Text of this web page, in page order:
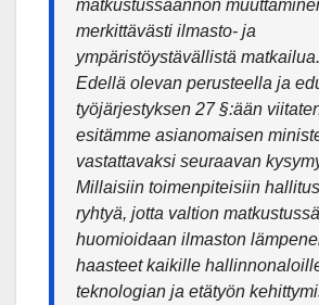
matkustussäännön
merkittävästi ilmasto- ja
ympäristöystävällistä matkailua.
Edellä olevan perusteella ja
työjärjestyksen 27 §:ään
esitämme asianomaisen
vastattavaksi seuraavan
Millaisiin toimenpiteisiin
ryhtyä, jotta valtion
huomioidaan ilmaston
haasteet kaikille
teknologian ja etätyön